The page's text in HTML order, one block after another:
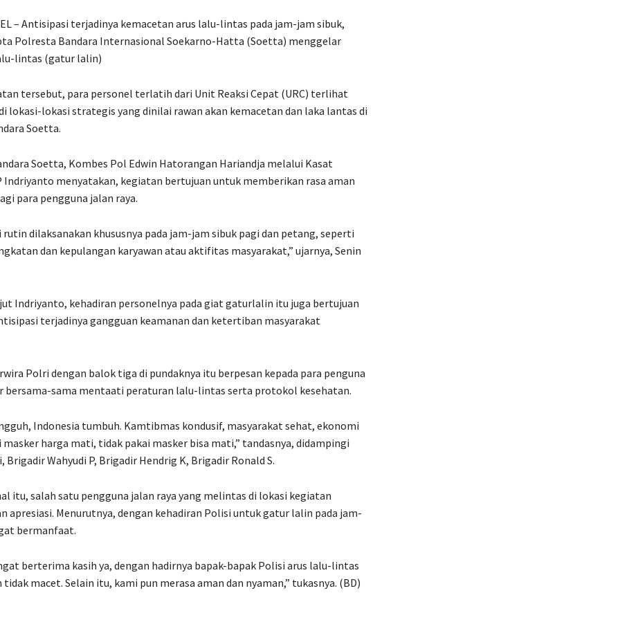
– Antisipasi terjadinya kemacetan arus lalu-lintas pada jam-jam sibuk,
Polresta Bandara Internasional Soekarno-Hatta (Soetta) menggelar
lintas (gatur lalin)
tersebut, para personel terlatih dari Unit Reaksi Cepat (URC) terlihat
lokasi-lokasi strategis yang dinilai rawan akan kemacetan dan laka lantas di
Soetta.
Soetta, Kombes Pol Edwin Hatorangan Hariandja melalui Kasat
Indriyanto menyatakan, kegiatan bertujuan untuk memberikan rasa aman
para pengguna jalan raya.
dilaksanakan khususnya pada jam-jam sibuk pagi dan petang, seperti
dan kepulangan karyawan atau aktifitas masyarakat,” ujarnya, Senin
Indriyanto, kehadiran personelnya pada giat gaturlalin itu juga bertujuan
terjadinya gangguan keamanan dan ketertiban masyarakat
Polri dengan balok tiga di pundaknya itu berpesan kepada para penguna
bersama-sama mentaati peraturan lalu-lintas serta protokol kesehatan.
Indonesia tumbuh. Kamtibmas kondusif, masyarakat sehat, ekonomi
harga mati, tidak pakai masker bisa mati,” tandasnya, didampingi
Brigadir Wahyudi P, Brigadir Hendrig K, Brigadir Ronald S.
itu, salah satu pengguna jalan raya yang melintas di lokasi kegiatan
apresiasi. Menurutnya, dengan kehadiran Polisi untuk gatur lalin pada jam-
bermanfaat.
berterima kasih ya, dengan hadirnya bapak-bapak Polisi arus lalu-lintas
tidak macet. Selain itu, kami pun merasa aman dan nyaman,” tukasnya. (BD)